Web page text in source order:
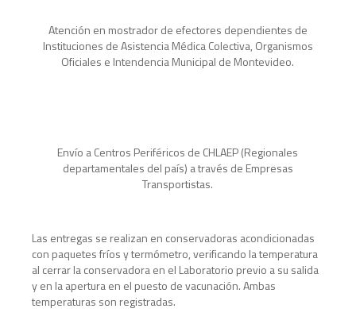
Atención en mostrador de efectores dependientes de
Instituciones de Asistencia Médica Colectiva, Organismos
Oficiales e Intendencia Municipal de Montevideo.
Envío a Centros Periféricos de CHLAEP (Regionales
departamentales del país) a través de Empresas
Transportistas.
Las entregas se realizan en conservadoras acondicionadas
con paquetes fríos y termómetro, verificando la temperatura
al cerrar la conservadora en el Laboratorio previo a su salida
y en la apertura en el puesto de vacunación. Ambas
temperaturas son registradas.